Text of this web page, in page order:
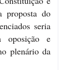
proposta do
seria
oposição e
plenário da